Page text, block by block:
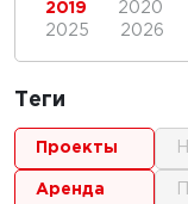
2019
2020
2025
2026
Теги
проекты
аренда